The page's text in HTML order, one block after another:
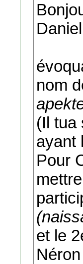
nom
(Il tua
ayant
Pour
et le